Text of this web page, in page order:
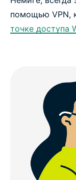
помощью VPN,
точке доступа